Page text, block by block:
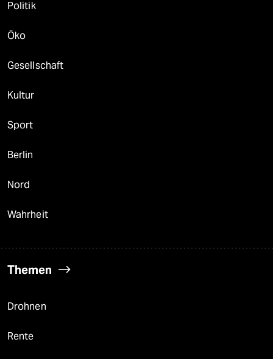
Politik
Öko
Gesellschaft
Kultur
Sport
Berlin
Nord
Wahrheit
Themen
Drohnen
Rente